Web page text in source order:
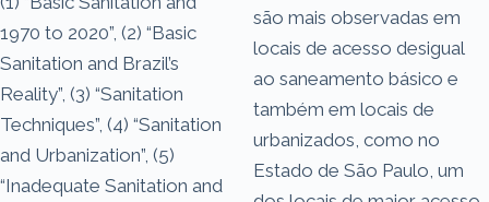
1970 to 2020”, (2) “Basic
Sanitation and Brazil’s
Reality”, (3) “Sanitation
Techniques”, (4) “Sanitation
and Urbanization”, (5)
“Inadequate Sanitation and
são mais observadas em
locais de acesso desigual
ao saneamento básico e
também em locais de
urbanizados, como no
Estado de São Paulo, um